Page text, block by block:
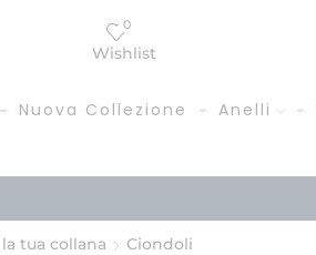
0
Wishlist
Nuova Collezione Anelli
tua collana Ciondoli